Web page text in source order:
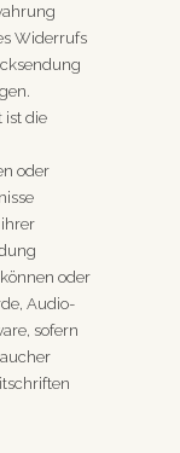
Widerrufs
ist die
oder
oder
Audio-
sofern